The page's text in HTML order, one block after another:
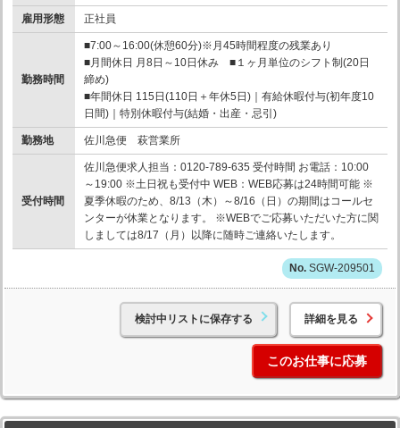
雇用形態 正社員
勤務時間
■7:00～16:00(休憩60分)※月45時間程度の残業あり
■月間休日 月8日～10日休み ■１ヶ月単位のシフト制(20日
締め)
■年間休日 115日(110日＋年休5日)｜有給休暇付与(初年度10
日間)｜特別休暇付与(結婚・出産・忌引)
勤務地 佐川急便 萩営業所
受付時間
佐川急便求人担当：0120-789-635 受付時間 お電話：10:00
～19:00 ※土日祝も受付中 WEB：WEB応募は24時間可能 ※
夏季休暇のため、8/13（木）～8/16（日）の期間はコールセ
ンターが休業となります。 ※WEBでご応募いただいた方に関
しましては8/17（月）以降に随時ご連絡いたします。
SGW-209501
検討中リストに保存する 詳細を見る
このお仕事に応募